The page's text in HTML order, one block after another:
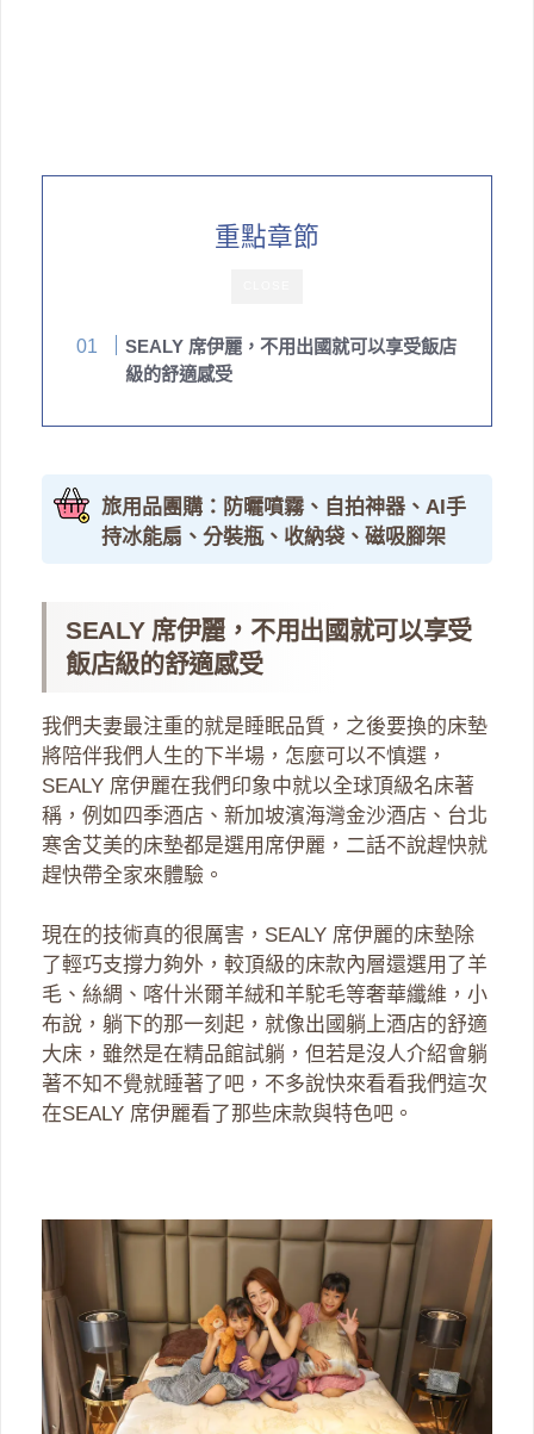
重點章節
SEALY 席伊麗，不用出國就可以享受飯店
級的舒適感受
旅用品團購：防曬噴霧、自拍神器、AI手
持冰能扇、分裝瓶、收納袋、磁吸腳架
SEALY 席伊麗，不用出國就可以享受
飯店級的舒適感受
我們夫妻最注重的就是睡眠品質，之後要換的床墊
將陪伴我們人生的下半場，怎麼可以不慎選，
SEALY 席伊麗在我們印象中就以全球頂級名床著
稱，例如四季酒店、新加坡濱海灣金沙酒店、台北
寒舍艾美的床墊都是選用席伊麗，二話不說趕快就
趕快帶全家來體驗。
現在的技術真的很厲害，SEALY 席伊麗的床墊除
了輕巧支撐力夠外，較頂級的床款內層還選用了羊
毛、絲綢、喀什米爾羊絨和羊駝毛等奢華纖維，小
布說，躺下的那一刻起，就像出國躺上酒店的舒適
大床，雖然是在精品館試躺，但若是沒人介紹會躺
著不知不覺就睡著了吧，不多說快來看看我們這次
在SEALY 席伊麗看了那些床款與特色吧。